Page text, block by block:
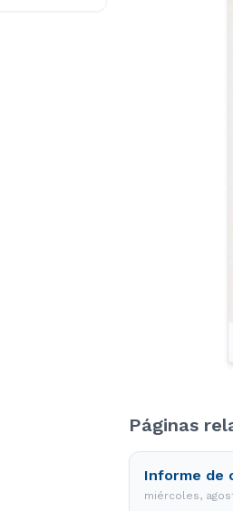
Páginas
Informe de
miércoles,